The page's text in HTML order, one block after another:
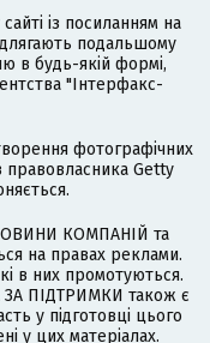
із посиланням на
подальшому
в будь-якій формі,
"Інтерфакс-
фотографічних
правовласника Getty
КОМПАНІЙ та
на правах реклами.
в них промотуються.
ПІДТРИМКИ також є
у підготовці цього
у цих матеріалах.